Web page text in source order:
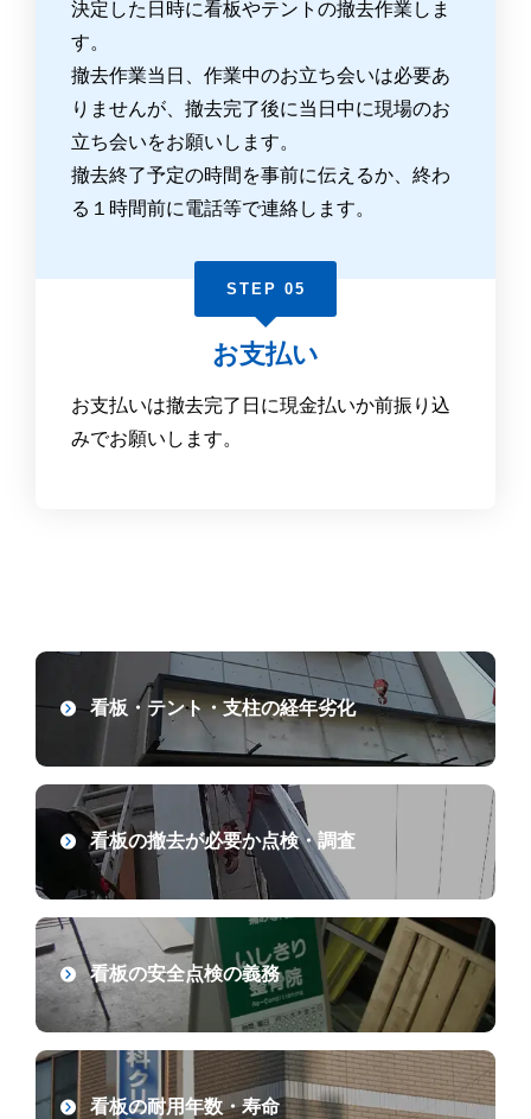
決定した日時に看板やテントの撤去作業しま
す。
撤去作業当日、作業中のお立ち会いは必要あ
りませんが、撤去完了後に当日中に現場のお
立ち会いをお願いします。
撤去終了予定の時間を事前に伝えるか、終わ
る１時間前に電話等で連絡します。
STEP 05
お支払い
お支払いは撤去完了日に現金払いか前振り込
みでお願いします。
看板・テント・支柱の経年劣化
看板の撤去が必要か点検・調査
看板の安全点検の義務
看板の耐用年数・寿命